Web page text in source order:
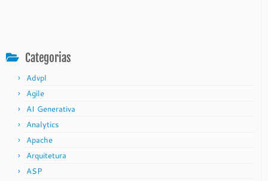
Categorias
Advpl
Agile
AI Generativa
Analytics
Apache
Arquitetura
ASP